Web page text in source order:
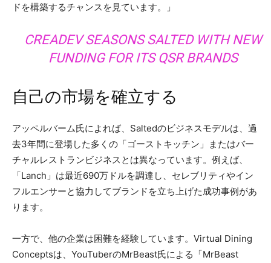
ドを構築するチャンスを見ています。」
CREADEV SEASONS SALTED WITH NEW
FUNDING FOR ITS QSR BRANDS
自己の市場を確立する
アッペルバーム氏によれば、Saltedのビジネスモデルは、過
去3年間に登場した多くの「ゴーストキッチン」またはバー
チャルレストランビジネスとは異なっています。例えば、
「Lanch」は最近690万ドルを調達し、セレブリティやイン
フルエンサーと協力してブランドを立ち上げた成功事例があ
ります。
一方で、他の企業は困難を経験しています。Virtual Dining
Conceptsは、YouTuberのMrBeast氏による「MrBeast